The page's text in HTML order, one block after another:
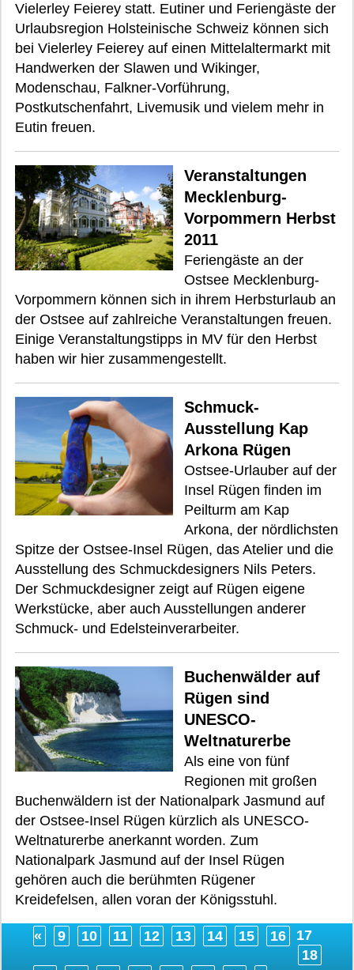
Vielerley Feierey statt. Eutiner und Feriengäste der
Urlaubsregion Holsteinische Schweiz können sich
bei Vielerley Feierey auf einen Mittelaltermarkt mit
Handwerken der Slawen und Wikinger,
Modenschau, Falkner-Vorführung,
Postkutschenfahrt, Livemusik und vielem mehr in
Eutin freuen.
Veranstaltungen
Mecklenburg-
Vorpommern Herbst
2011
Feriengäste an der
Ostsee Mecklenburg-
Vorpommern können sich in ihrem Herbsturlaub an
der Ostsee auf zahlreiche Veranstaltungen freuen.
Einige Veranstaltungstipps in MV für den Herbst
haben wir hier zusammengestellt.
Schmuck-
Ausstellung Kap
Arkona Rügen
Ostsee-Urlauber auf der
Insel Rügen finden im
Peilturm am Kap
Arkona, der nördlichsten
Spitze der Ostsee-Insel Rügen, das Atelier und die
Ausstellung des Schmuckdesigners Nils Peters.
Der Schmuckdesigner zeigt auf Rügen eigene
Werkstücke, aber auch Ausstellungen anderer
Schmuck- und Edelsteinverarbeiter.
Buchenwälder auf
Rügen sind
UNESCO-
Weltnaturerbe
Als eine von fünf
Regionen mit großen
Buchenwäldern ist der Nationalpark Jasmund auf
der Ostsee-Insel Rügen kürzlich als UNESCO-
Weltnaturerbe anerkannt worden. Zum
Nationalpark Jasmund auf der Insel Rügen
gehören auch die berühmten Rügener
Kreidefelsen, allen voran der Königsstuhl.
« 9 10 11 12 13 14 15 16
17
18